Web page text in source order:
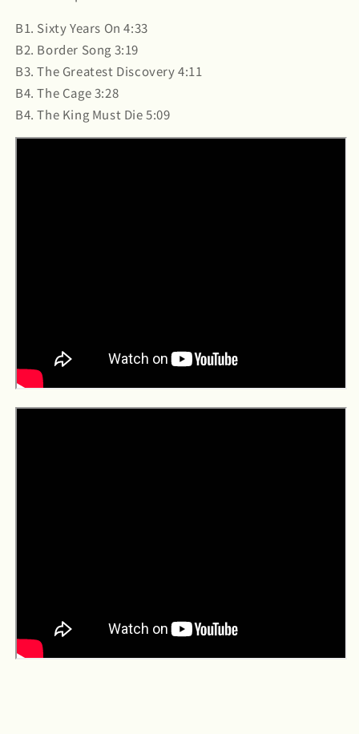
B1. Sixty Years On 4:33
B2. Border Song 3:19
B3. The Greatest Discovery 4:11
B4. The Cage 3:28
B4. The King Must Die 5:09